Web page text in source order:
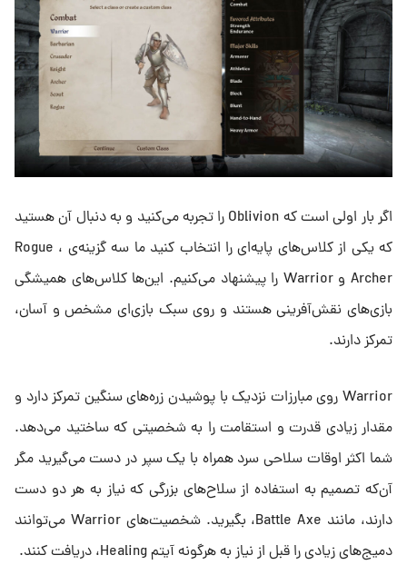
اگر بار اولی است که Oblivion را تجربه می‌کنید و به دنبال آن هستید
که یکی از کلاس‌های پایه‌ای را انتخاب کنید ما سه گزینه‌ی Rogue ،
Archer و Warrior را پیشنهاد می‌کنیم. این‌ها کلاس‌های همیشگی
بازی‌های نقش‌آفرینی هستند و روی سبک بازی‌ای مشخص و آسان،
تمرکز دارند.
Warrior روی مبارزات نزدیک با پوشیدن زره‌های سنگین تمرکز دارد و
مقدار زیادی قدرت و استقامت را به شخصیتی که ساختید می‌دهد.
شما اکثر اوقات سلاحی سرد همراه با یک سپر در دست می‌گیرید مگر
آن‌که تصمیم به استفاده از سلاح‌های بزرگی که نیاز به هر دو دست
دارند، مانند Battle Axe، بگیرید. شخصیت‌های Warrior می‌توانند
دمیج‌های زیادی را قبل از نیاز به هرگونه آیتم Healing، دریافت کنند.